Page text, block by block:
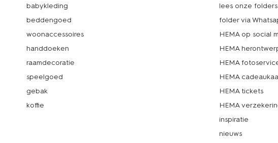
babykleding
beddengoed
woonaccessoires
handdoeken
raamdecoratie
speelgoed
gebak
koffie
lees onze folders
folder via
HEMA op social
HEMA
HEMA
HEMA
HEMA tickets
HEMA
inspiratie
nieuws